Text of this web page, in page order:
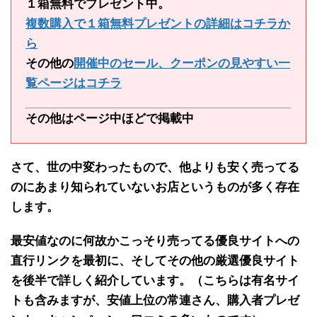
１箱無料でプレゼント中。
複数購入で１箱無料プレゼントの詳細はコチラか
ら
その他の開催中のセール、クーポンの見やすい一
覧ページはコチラ
その他はページ中ほどで掲載中
さて、世の中変わったもので、 他よりも安く売ってる
のにあまり知られていないお店というものが多く存在
します。
最安値なのに何故かこっそり売ってる優良サイトへの
直行リンクを最初に、そしてその他の厳選優良サイト
を後半で詳しく紹介しています。（こちらは有名サイ
トも含みますが、安値上位の常連さん、購入者プレゼ